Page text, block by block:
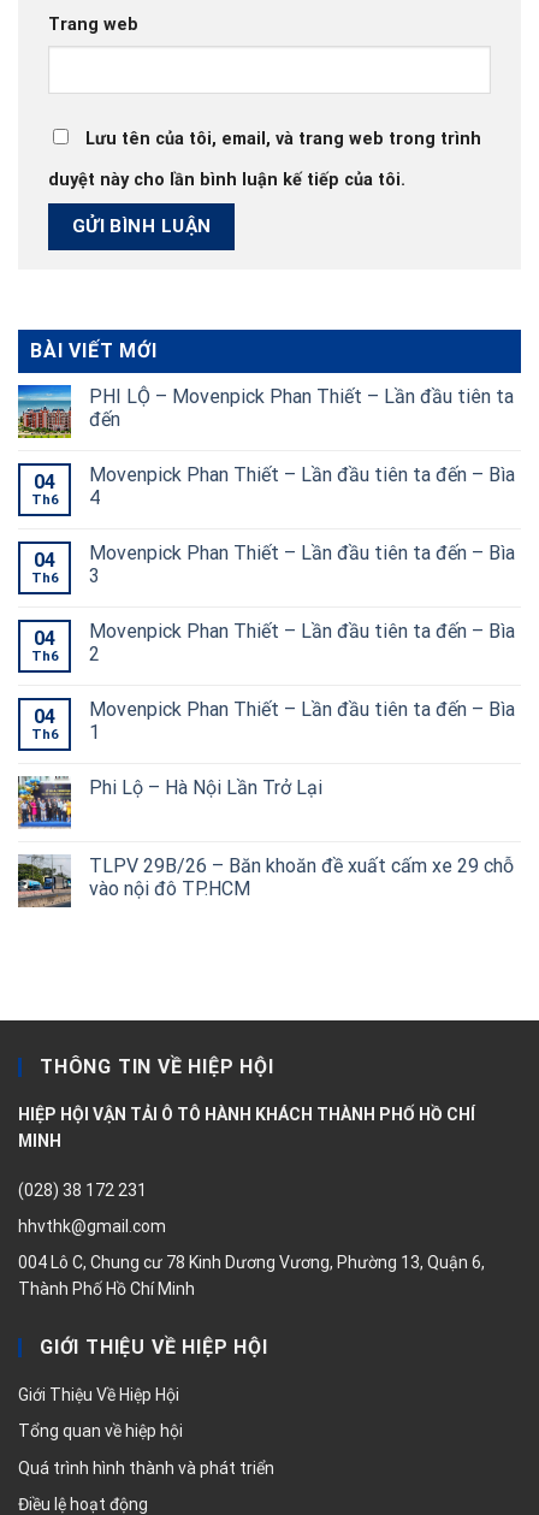
Trang web
Lưu tên của tôi, email, và trang web trong trình
duyệt này cho lần bình luận kế tiếp của tôi.
BÀI VIẾT MỚI
PHI LỘ – Movenpick Phan Thiết – Lần đầu tiên ta
đến
04
Th6
Movenpick Phan Thiết – Lần đầu tiên ta đến – Bìa
4
04
Th6
Movenpick Phan Thiết – Lần đầu tiên ta đến – Bìa
3
04
Th6
Movenpick Phan Thiết – Lần đầu tiên ta đến – Bìa
2
04
Th6
Movenpick Phan Thiết – Lần đầu tiên ta đến – Bìa
1
Phi Lộ – Hà Nội Lần Trở Lại
TLPV 29B/26 – Băn khoăn đề xuất cấm xe 29 chỗ
vào nội đô TP.HCM
THÔNG TIN VỀ HIỆP HỘI
HIỆP HỘI VẬN TẢI Ô TÔ HÀNH KHÁCH THÀNH PHỐ HỒ CHÍ
MINH
(028) 38 172 231
hhvthk@gmail.com
004 Lô C, Chung cư 78 Kinh Dương Vương, Phường 13, Quận 6,
Thành Phố Hồ Chí Minh
GIỚI THIỆU VỀ HIỆP HỘI
Giới Thiệu Về Hiệp Hội
Tổng quan về hiệp hội
Quá trình hình thành và phát triển
Điều lệ hoạt động